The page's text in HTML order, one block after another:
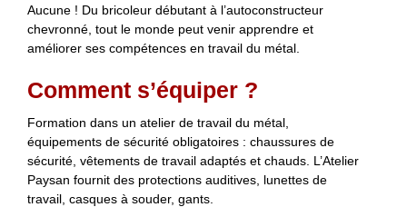
Aucune ! Du bricoleur débutant à l’autoconstructeur
chevronné, tout le monde peut venir apprendre et
améliorer ses compétences en travail du métal.
Comment s’équiper ?
Formation dans un atelier de travail du métal,
équipements de sécurité obligatoires : chaussures de
sécurité, vêtements de travail adaptés et chauds. L’Atelier
Paysan fournit des protections auditives, lunettes de
travail, casques à souder, gants.